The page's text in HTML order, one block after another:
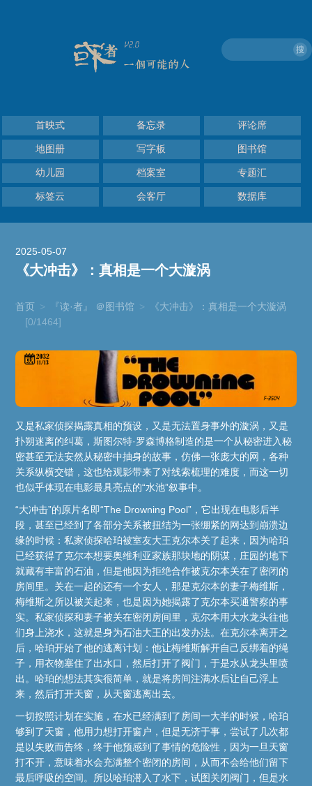
搜
首映式 备忘录 评论席
地图册 写字板 图书馆
幼儿园 档案室 专题汇
标签云 会客厅 数据库
2025-05-07
《大冲击》：真相是一个大漩涡
首页 > 『读·者』 ＠图书馆 >
《大冲击》：真相是一个大漩涡
[0/1464]
又是私家侦探揭露真相的预设，又是无法置身事外的漩涡，又是
扑朔迷离的纠葛，斯图尔特·罗森博格制造的是一个从秘密进入秘
密甚至无法安然从秘密中抽身的故事，仿佛一张庞大的网，各种
关系纵横交错，这也给观影带来了对线索梳理的难度，而这一切
也似乎体现在电影最具亮点的“水池”叙事中。
“大冲击”的原片名即“The Drowning Pool”，它出现在电影后半
段，甚至已经到了各部分关系被扭结为一张绷紧的网达到崩溃边
缘的时候：私家侦探哈珀被室友大王克尔本关了起来，因为哈珀
已经获得了克尔本想要奥维利亚家族那块地的阴谋，庄园的地下
就藏有丰富的石油，但是他因为拒绝合作被克尔本关在了密闭的
房间里。关在一起的还有一个女人，那是克尔本的妻子梅维斯，
梅维斯之所以被关起来，也是因为她揭露了克尔本买通警察的事
实。私家侦探和妻子被关在密闭房间里，克尔本用大水龙头往他
们身上浇水，这就是身为石油大王的出发办法。在克尔本离开之
后，哈珀开始了他的逃离计划：他让梅维斯解开自己反绑着的绳
子，用衣物塞住了出水口，然后打开了阀门，于是水从龙头里喷
出。哈珀的想法其实很简单，就是将房间注满水后让自己浮上
来，然后打开天窗，从天窗逃离出去。
一切按照计划在实施，在水已经满到了房间一大半的时候，哈珀
够到了天窗，他用力想打开窗户，但是无济于事，尝试了几次都
是以失败而告终，终于他预感到了事情的危险性，因为一旦天窗
打不开，意味着水会充满整个密闭的房间，从而不会给他们留下
最后呼吸的空间。所以哈珀潜入了水下，试图关闭阀门，但是水